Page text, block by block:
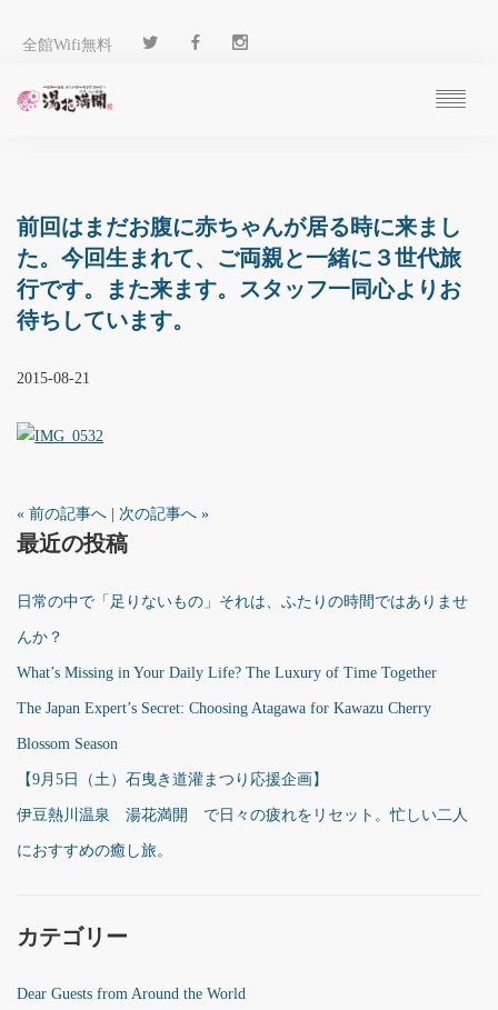
全館Wifi無料
客 室
温 泉
料 理
施 設
アクセス
ブログ
前回はまだお腹に赤ちゃんが居る時に来まし
た。今回生まれて、ご両親と一緒に３世代旅
行です。また来ます。スタッフ一同心よりお
待ちしています。
2015-08-21
« 前の記事へ 次の記事へ »
最近の投稿
日常の中で「足りないもの」それは、ふたりの時間ではありませ
んか？
What’s Missing in Your Daily Life? The Luxury of Time Together
The Japan Expert’s Secret: Choosing Atagawa for Kawazu Cherry
Blossom Season
【9月5日（土）石曳き道灌まつり応援企画】
伊豆熱川温泉 湯花満開 で日々の疲れをリセット。忙しい二人
におすすめの癒し旅。
カテゴリー
Dear Guests from Around the World